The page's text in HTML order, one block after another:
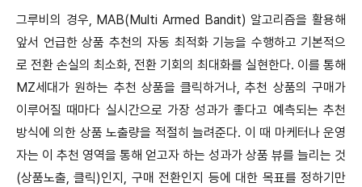
그루비의 경우, MAB(Multi Armed Bandit) 알고리즘을 활용해
앞서 언급한 상품 추천의 자동 최적화 기능을 수행하고 기본적으
로 전환 손실의 최소화, 전환 기회의 최대화를 실현한다. 이를 통해
MZ세대가 원하는 추천 상품을 클릭하거나, 추천 상품의 구매가
이루어질 때마다 실시간으로 가장 성과가 좋다고 예측되는 추천
방식에 의한 상품 노출량을 적절히 늘려준다. 이 때 마케터나 운영
자는 이 추천 영역을 통해 얻고자 하는 성과가 상품 뷰를 늘리는 것
(상품노출, 클릭)인지, 구매 전환인지 등에 대한 목표를 정하기만